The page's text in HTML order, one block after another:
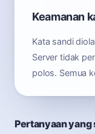
Keamanan
Kata sandi
Server tidak
polos. Semua
Pertanyaan